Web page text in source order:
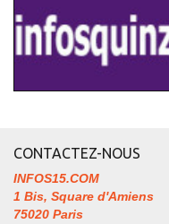
CONTACTEZ-NOUS
INFOS15.COM
1 Bis, Square d'Amiens
75020 Paris